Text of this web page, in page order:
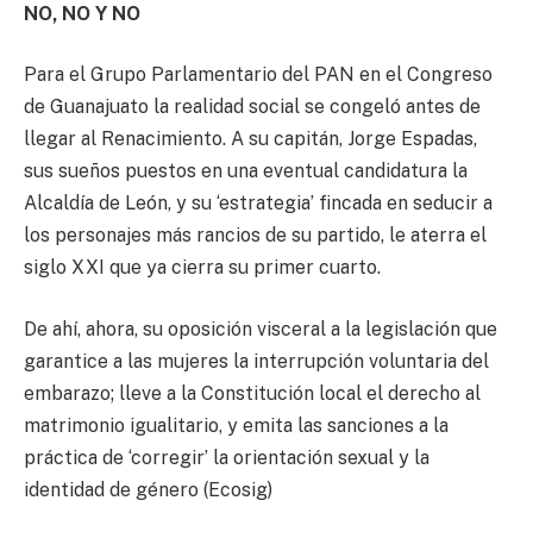
NO, NO Y NO
Para el Grupo Parlamentario del PAN en el Congreso
de Guanajuato la realidad social se congeló antes de
llegar al Renacimiento. A su capitán, Jorge Espadas,
sus sueños puestos en una eventual candidatura la
Alcaldía de León, y su ‘estrategia’ fincada en seducir a
los personajes más rancios de su partido, le aterra el
siglo XXI que ya cierra su primer cuarto.
De ahí, ahora, su oposición visceral a la legislación que
garantice a las mujeres la interrupción voluntaria del
embarazo; lleve a la Constitución local el derecho al
matrimonio igualitario, y emita las sanciones a la
práctica de ‘corregir’ la orientación sexual y la
identidad de género (Ecosig)